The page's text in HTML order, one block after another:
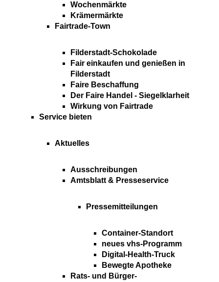
Wochenmärkte
Krämermärkte
Fairtrade-Town
Filderstadt-Schokolade
Fair einkaufen und genießen in
Filderstadt
Faire Beschaffung
Der Faire Handel - Siegelklarheit
Wirkung von Fairtrade
Service bieten
Aktuelles
Ausschreibungen
Amtsblatt & Presseservice
Pressemitteilungen
Container-Standort
neues vhs-Programm
Digital-Health-Truck
Bewegte Apotheke
Rats- und Bürger-